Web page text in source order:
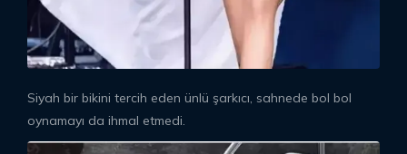
Siyah bir bikini tercih eden ünlü şarkıcı, sahnede bol bol
oynamayı da ihmal etmedi.